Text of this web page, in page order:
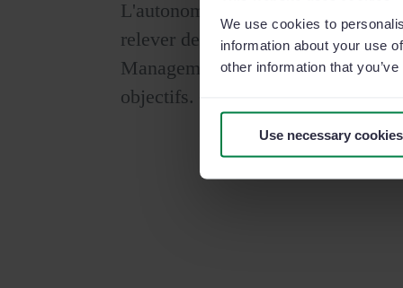
We use cookies to
information about your use
other information that
Use necessary
L'autonomie est essentielle pour
relever des défis et à vendre
Management, vos commerciaux
objectifs.